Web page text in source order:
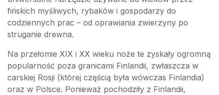
fińskich myśliwych, rybaków i gospodarzy do
codziennych prac – od oprawiania zwierzyny po
struganie drewna.
Na przełomie XIX i XX wieku noże te zyskały ogromną
popularność poza granicami Finlandii, zwłaszcza w
carskiej Rosji (której częścią była wówczas Finlandia)
oraz w Polsce. Ponieważ pochodziły z Finlandii,